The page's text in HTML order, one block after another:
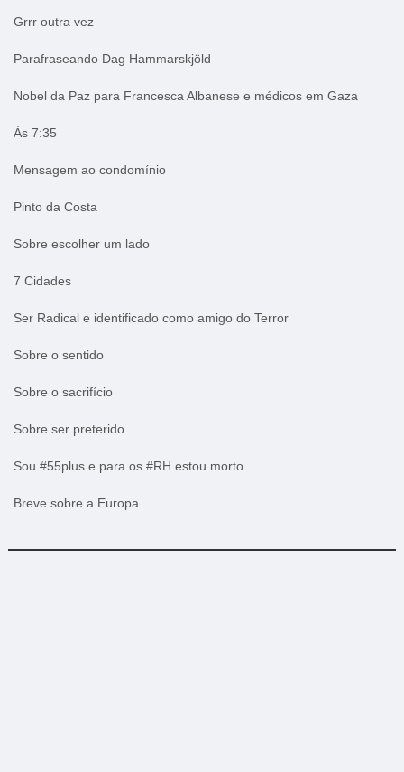
Grrr outra vez
Parafraseando Dag Hammarskjöld
Nobel da Paz para Francesca Albanese e médicos em Gaza
Às 7:35
Mensagem ao condomínio
Pinto da Costa
Sobre escolher um lado
7 Cidades
Ser Radical e identificado como amigo do Terror
Sobre o sentido
Sobre o sacrifício
Sobre ser preterido
Sou #55plus e para os #RH estou morto
Breve sobre a Europa